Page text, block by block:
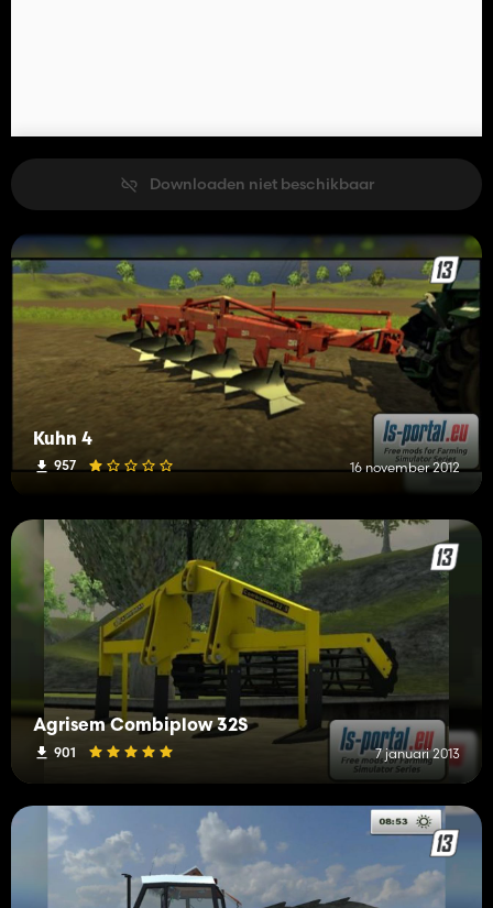
Downloaden niet beschikbaar
Kuhn 4
957 16 november 2012
Agrisem Combiplow 32S
901 7 januari 2013